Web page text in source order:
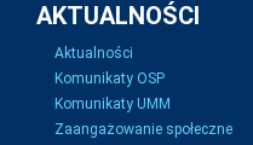
AKTUALNOŚCI
Aktualności
Komunikaty OSP
Komunikaty UMM
Zaangażowanie społeczne